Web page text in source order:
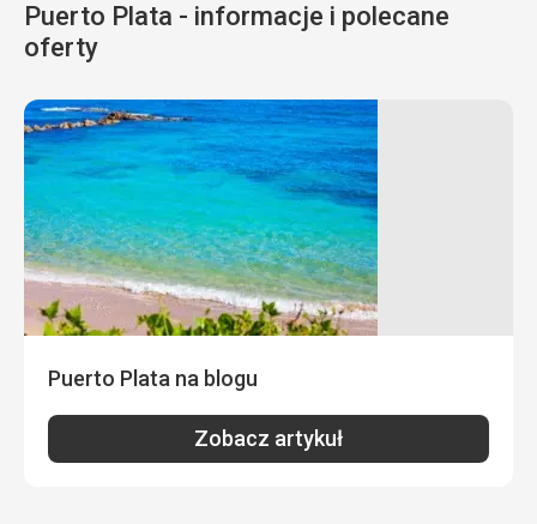
Puerto Plata - informacje i polecane
oferty
Puerto Plata na blogu
Zobacz artykuł